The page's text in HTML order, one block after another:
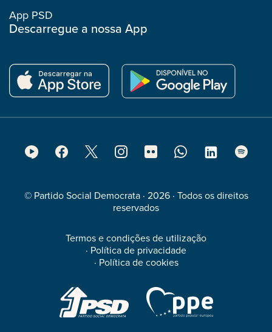
App PSD
Descarregue a nossa App
© Partido Social Democrata · 2026 · Todos os direitos
reservados
Termos e condições de utilização
· Política de privacidade
· Política de cookies
Footer
Media